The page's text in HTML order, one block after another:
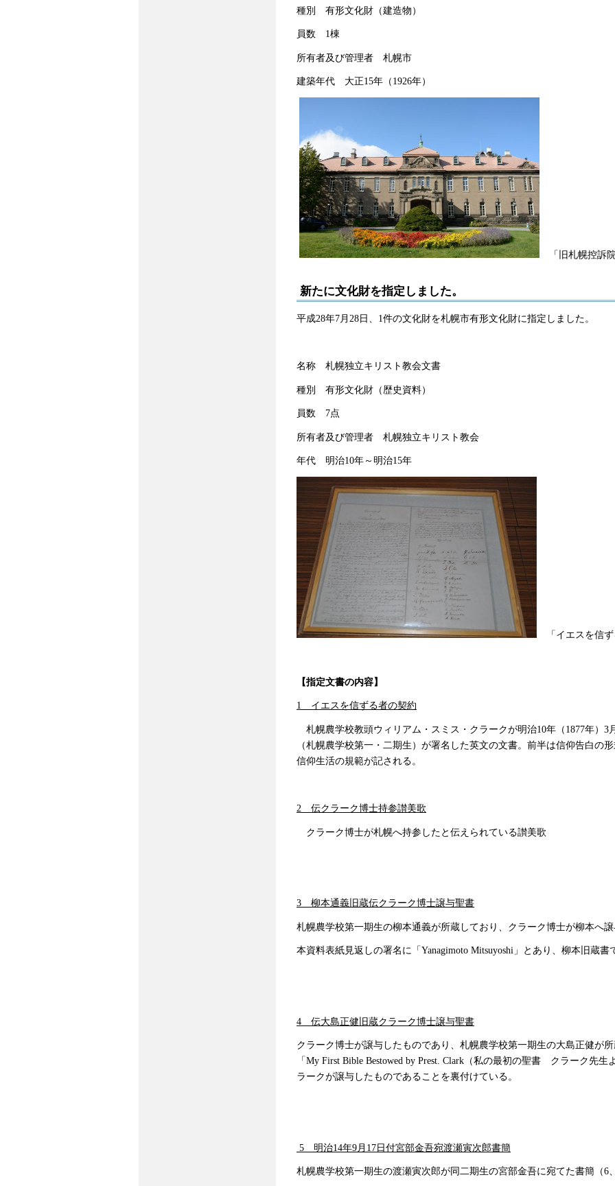
種別 有形文化財（建造物）
員数 1棟
所有者及び管理者 札幌市
建築年代 大正15年（1926年）
「旧札幌控訴
新たに文化財を指定しました。
平成28年7月28日、1件の文化財を札幌市有形文化財に指定しました。
名称 札幌独立キリスト教会文書
種別 有形文化財（歴史資料）
員数 7点
所有者及び管理者 札幌独立キリスト教会
年代 明治10年～明治15年
「イエスを信ず
【指定文書の内容】
1 イエスを信ずる者の契約
札幌農学校教頭ウィリアム・スミス・クラークが明治10年（1877年）3
（札幌農学校第一・二期生）が署名した英文の文書。前半は信仰告白の
信仰生活の規範が記される。
2 伝クラーク博士持参讃美歌
クラーク博士が札幌へ持参したと伝えられている讃美歌
3 柳本通義旧蔵伝クラーク博士譲与聖書
札幌農学校第一期生の柳本通義が所蔵しており、クラーク博士が柳本へ譲
本資料表紙見返しの署名に「Yanagimoto Mitsuyoshi」とあり、柳本旧蔵書
4 伝大島正健旧蔵クラーク博士譲与聖書
クラーク博士が譲与したものであり、札幌農学校第一期生の大島正健が
「My First Bible Bestowed by Prest. Clark（私の最初の聖書 クラーク先
ラークが譲与したものであることを裏付けている。
5 明治14年9月17日付宮部金吾宛渡瀬寅次郎書簡
札幌農学校第一期生の渡瀬寅次郎が同二期生の宮部金吾に宛てた書簡（6